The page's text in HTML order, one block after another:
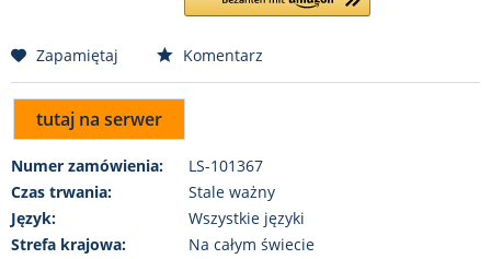
Zapamiętaj Komentarz
tutaj na serwer
Numer zamówienia:
LS-101367
Czas trwania:
Stale ważny
Język:
Wszystkie języki
Strefa krajowa:
Na całym świecie